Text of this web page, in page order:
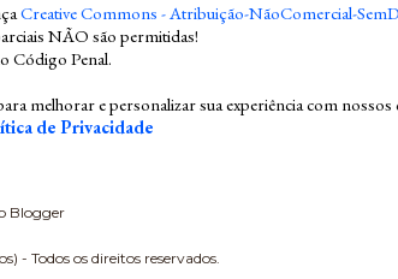
Creative Commons - Atribuição-NãoComercial-
NÃO são permitidas!
Código Penal.
melhorar e personalizar sua experiência com nossos
de Privacidade
Blogger
- Todos os direitos reservados.